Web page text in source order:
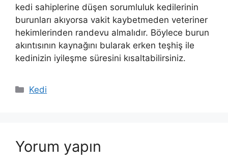
kedi sahiplerine düşen sorumluluk kedilerinin
burunları akıyorsa vakit kaybetmeden veteriner
hekimlerinden randevu almalıdır. Böylece burun
akıntısının kaynağını bularak erken teşhiş ile
kedinizin iyileşme süresini kısaltabilirsiniz.
Kategoriler
Kedi
Yorum yapın